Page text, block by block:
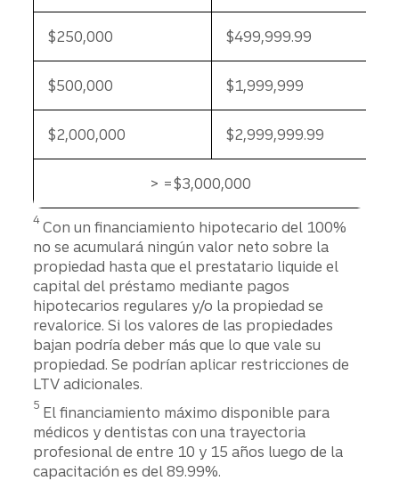
$250,000 $499,999.99
$500,000 $1,999,999
$2,000,000 $2,999,999.99
> =$3,000,000> =$3,000,000
Divulgación
4 Con un financiamiento hipotecario del 100%
no se acumulará ningún valor neto sobre la
propiedad hasta que el prestatario liquide el
capital del préstamo mediante pagos
hipotecarios regulares y/o la propiedad se
revalorice. Si los valores de las propiedades
bajan podría deber más que lo que vale su
propiedad. Se podrían aplicar restricciones de
LTV adicionales.
Divulgación
5 El financiamiento máximo disponible para
médicos y dentistas con una trayectoria
profesional de entre 10 y 15 años luego de la
capacitación es del 89.99%.